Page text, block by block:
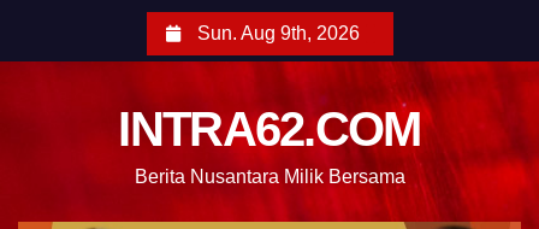
Sun. Aug 9th, 2026
INTRA62.COM
Berita Nusantara Milik Bersama